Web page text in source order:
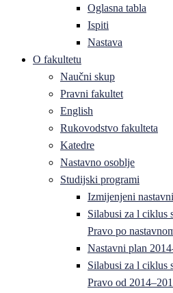
Oglasna tabla
Ispiti
Nastava
O fakultetu
Naučni skup
Pravni fakultet
English
Rukovodstvo fakulteta
Katedre
Nastavno osoblje
Studijski programi
Izmijenjeni
Silabusi za l ciklus
Pravo po
Nastavni plan
Silabusi za l ciklus
Pravo od